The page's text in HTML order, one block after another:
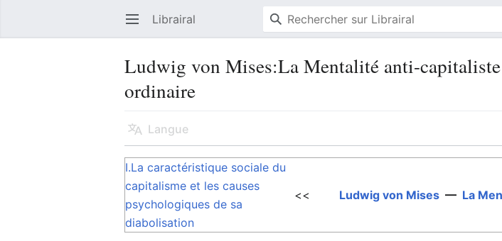
Ouvrir le menu principal Librairal
Ludwig von Mises:La Mentalité anti-
ordinaire
Langue
I.La caractéristique sociale du
capitalisme et les causes
psychologiques de sa
diabolisation
<< Ludwig von Mises— La